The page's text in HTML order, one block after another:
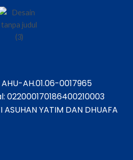
AHU-AH.01.06-0017965
022000170186400210003
YATIM DAN DHUAFA